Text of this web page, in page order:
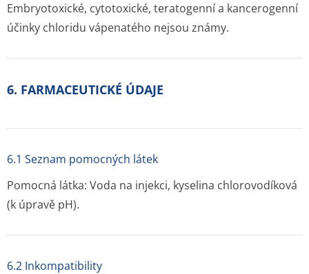
Embryotoxické, cytotoxické, teratogenní a kancerogenní
účinky chloridu vápenatého nejsou známy.
6. FARMACEUTICKÉ ÚDAJE
6.1 Seznam pomocných látek
Pomocná látka: Voda na injekci, kyselina chlorovodíková
(k úpravě pH).
6.2 Inkompatibility